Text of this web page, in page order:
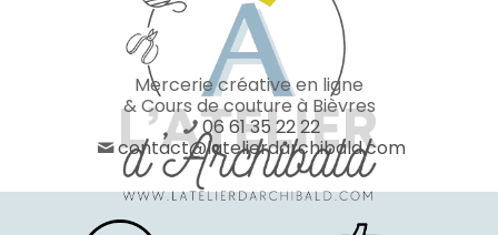
Mercerie créative en ligne
& Cours de couture à Bièvres
06 61 35 22 22
contact@latelierdarchibald.com